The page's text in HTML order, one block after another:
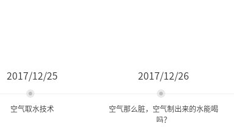
2017/12/25
空气取水技术
2017/12/26
空气那么脏，空气制出来的水能喝
吗？